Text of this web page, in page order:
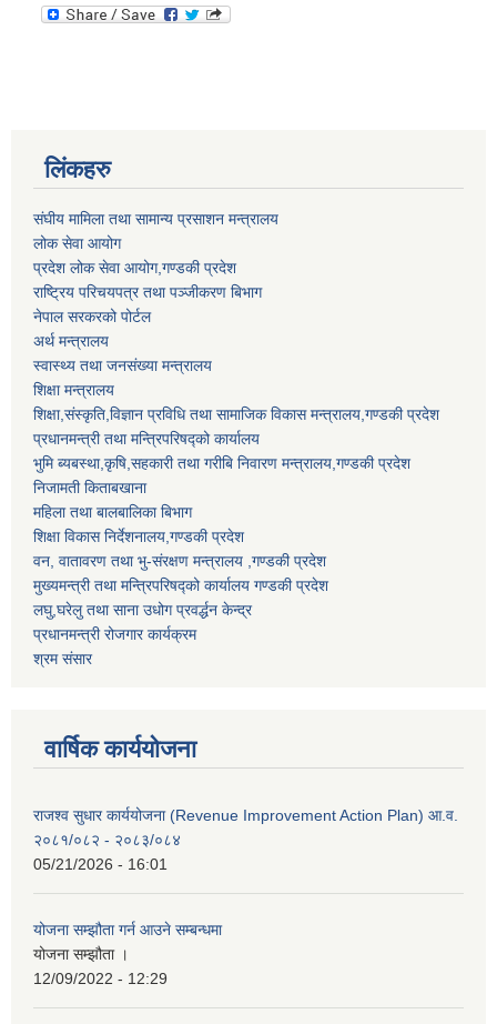
लिंकहरु
संघीय मामिला तथा सामान्य प्रसाशन मन्त्रालय
लोक सेवा आयोग
प्रदेश लोक सेवा आयोग,गण्डकी प्रदेश
राष्ट्रिय परिचयपत्र तथा पञ्जीकरण बिभाग
नेपाल सरकरको पोर्टल
अर्थ मन्त्रालय
स्वास्थ्य तथा जनसंख्या मन्त्रालय
शिक्षा मन्त्रालय
शिक्षा,संस्कृति,विज्ञान प्रविधि तथा सामाजिक विकास मन्त्रालय,गण्डकी प्रदेश
प्रधानमन्त्री तथा मन्त्रिपरिषद्को कार्यालय
भुमि ब्यबस्था,कृषि,सहकारी तथा गरीबि निवारण मन्त्रालय,गण्डकी प्रदेश
निजामती किताबखाना
महिला तथा बालबालिका बिभाग
शिक्षा विकास निर्देशनालय,गण्डकी प्रदेश
वन, वातावरण तथा भु-संरक्षण मन्त्रालय ,गण्डकी प्रदेश
मुख्यमन्त्री तथा मन्त्रिपरिषद्को कार्यालय गण्डकी प्रदेश
लघु,घरेलु तथा साना उधोग प्रवर्द्धन केन्द्र
प्रधानमन्त्री रोजगार कार्यक्रम
श्रम संसार
वार्षिक कार्ययोजना
राजश्व सुधार कार्ययोजना (Revenue Improvement Action Plan) आ.व.
२०८१/०८२ - २०८३/०८४
05/21/2026 - 16:01
योजना सम्झौता गर्न आउने सम्बन्धमा
योजना सम्झौता ।
12/09/2022 - 12:29